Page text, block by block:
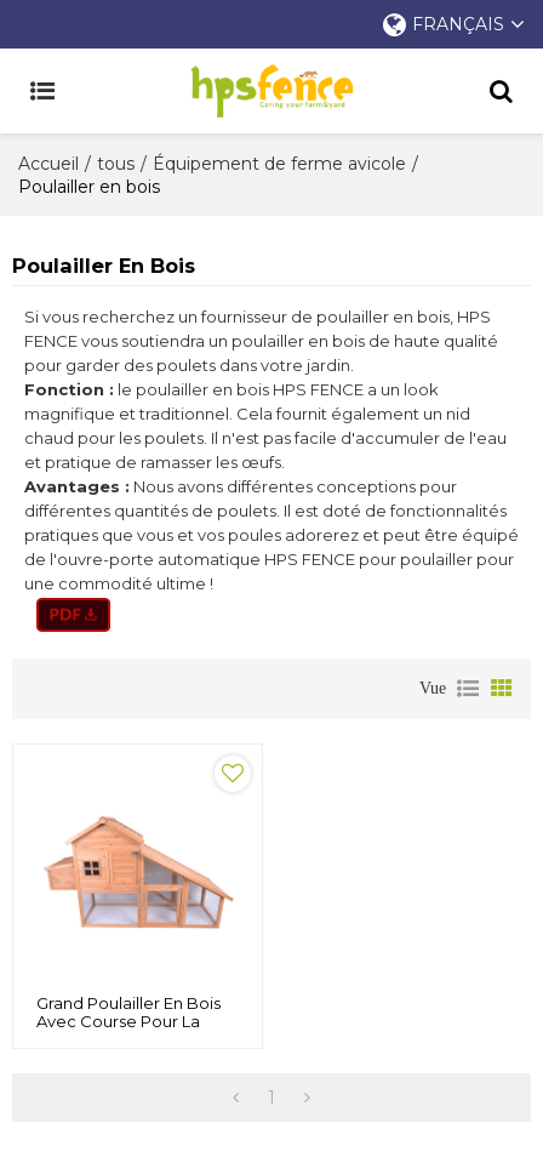
FRANÇAIS
Accueil / tous / Équipement de ferme avicole /
Poulailler en bois
Poulailler En Bois
Si vous recherchez un fournisseur de poulailler en bois, HPS
FENCE vous soutiendra un poulailler en bois de haute qualité
pour garder des poulets dans votre jardin.
Fonction : le poulailler en bois HPS FENCE a un look
magnifique et traditionnel. Cela fournit également un nid
chaud pour les poulets. Il n'est pas facile d'accumuler de l'eau
et pratique de ramasser les œufs.
Avantages : Nous avons différentes conceptions pour
différentes quantités de poulets. Il est doté de fonctionnalités
pratiques que vous et vos poules adorerez et peut être équipé
de l'ouvre-porte automatique HPS FENCE pour poulailler pour
une commodité ultime !
Vue
Grand Poulailler En Bois
Avec Course Pour La
1